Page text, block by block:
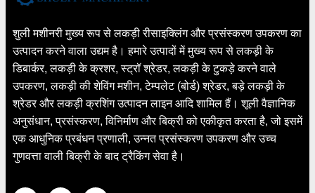
शुली मशीनरी मुख्य रूप से लकड़ी रीसाइक्लिंग और प्रसंस्करण उपकरण का
उत्पादन करने वाला उद्यम है। हमारे उत्पादों में मुख्य रूप से लकड़ी के
डिबार्कर, लकड़ी के क्रशर, स्ट्रॉ श्रेडर, लकड़ी के टुकड़े करने वाले
उपकरण, लकड़ी की शेविंग मशीन, टेम्पलेट (बोर्ड) श्रेडर, बड़े लकड़ी के
श्रेडर और लकड़ी क्रशिंग उत्पादन लाइन आदि शामिल हैं। शूली वैज्ञानिक
अनुसंधान, प्रसंस्करण, विनिर्माण और बिक्री को एकीकृत करता है, जो इसमें
एक आधुनिक प्रबंधन प्रणाली, उन्नत प्रसंस्करण उपकरण और उच्च
गुणवत्ता वाली बिक्री के बाद ट्रैकिंग सेवा है।